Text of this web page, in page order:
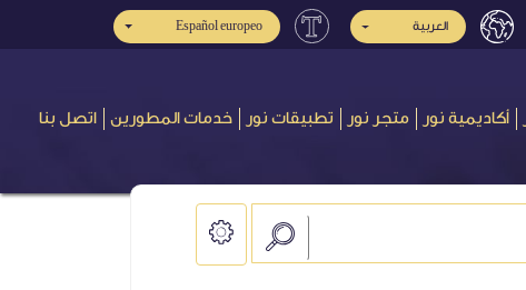
العربية Español europeo
أكاديمية نور متجر نور تطبيقات نور خدمات المطورين اتصل بنا